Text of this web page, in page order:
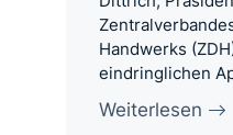
Handwerks
eindringlichen
Weiterlesen